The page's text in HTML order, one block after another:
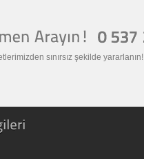
sınırsız şekilde yararlanın!